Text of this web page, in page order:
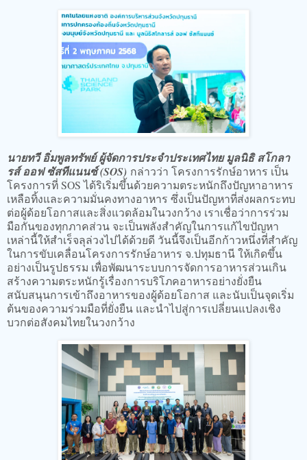
นายทวี อิ่มพูลทรัพย์ ผู้จัดการประจำประเทศไทย มูลนิธิ สโกลา
รส์ ออฟ ซัสทีแนนซ์ (SOS) กล่าวว่า โครงการรักษ์อาหาร เป็น
โครงการที่ SOS ได้ริเริ่มขึ้นด้วยความตระหนักถึงปัญหาอาหาร
เหลือทิ้งและความมั่นคงทางอาหาร ซึ่งเป็นปัญหาที่ส่งผลกระทบ
ต่อผู้ด้อยโอกาสและสิ่งแวดล้อมในวงกว้าง เราเชื่อว่าการร่วม
มือกันของทุกภาคส่วน จะเป็นพลังสำคัญในการแก้ไขปัญหา
เหล่านี้ให้สำเร็จลุล่วงไปได้ด้วยดี วันนี้จึงเป็นอีกก้าวหนึ่งที่สำคัญ
ในการขับเคลื่อนโครงการรักษ์อาหาร จ.ปทุมธานี ให้เกิดขึ้น
อย่างเป็นรูปธรรม เพื่อพัฒนาระบบการจัดการอาหารส่วนเกิน
สร้างความตระหนักรู้เรื่องการบริโภคอาหารอย่างยั่งยืน
สนับสนุนการเข้าถึงอาหารของผู้ด้อยโอกาส และนับเป็นจุดเริ่ม
ต้นของความร่วมมือที่ยั่งยืน และนำไปสู่การเปลี่ยนแปลงเชิง
บวกต่อสังคมไทยในวงกว้าง